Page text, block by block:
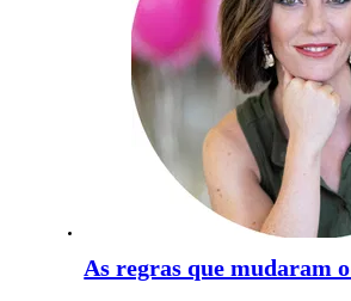
As regras que mudaram